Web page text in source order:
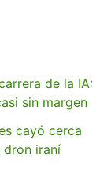
de la IA:
sin margen
cayó cerca
dron iraní